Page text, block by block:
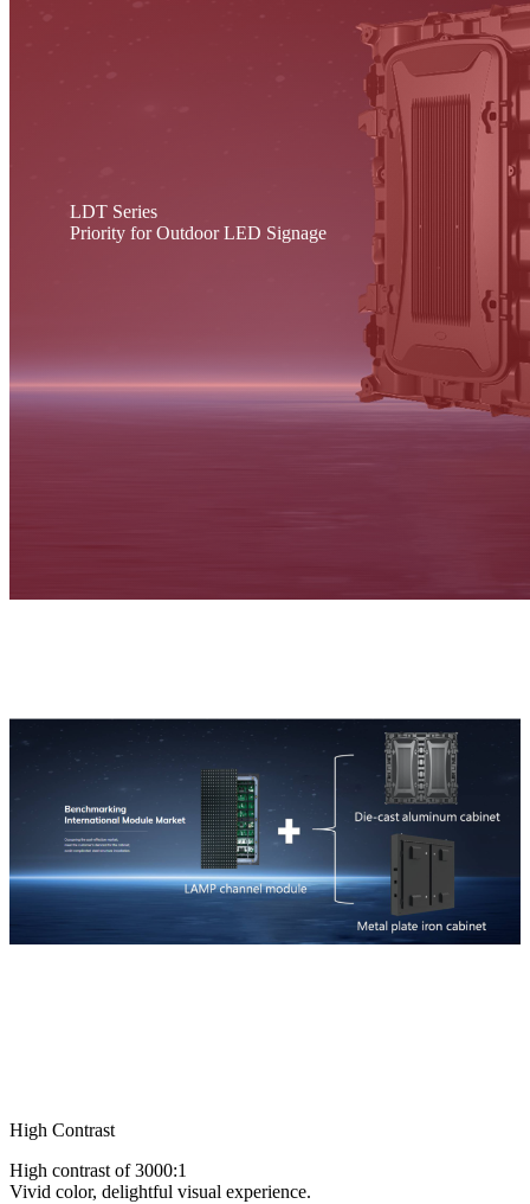
LDT Series
Priority for Outdoor LED Signage
High Contrast
High contrast of 3000:1
Vivid color, delightful visual experience.